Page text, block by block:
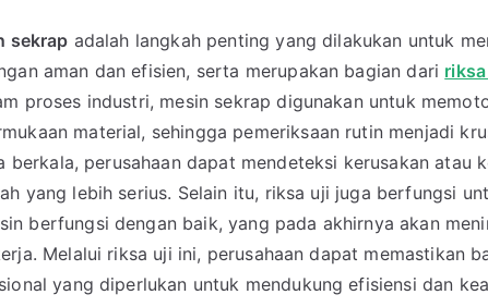
sekrap adalah langkah penting yang dilakukan untuk
aman dan efisien, serta merupakan bagian dari
proses industri, mesin sekrap digunakan untuk
material, sehingga pemeriksaan rutin menjadi
berkala, perusahaan dapat mendeteksi kerusakan atau
yang lebih serius. Selain itu, riksa uji juga berfungsi
berfungsi dengan baik, yang pada akhirnya akan
Melalui riksa uji ini, perusahaan dapat memastikan
yang diperlukan untuk mendukung efisiensi dan